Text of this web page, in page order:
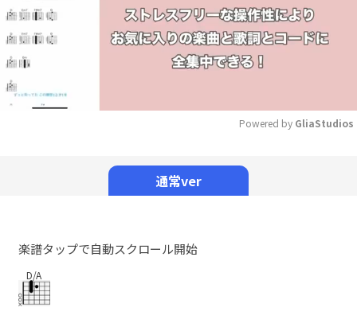
Powered by GliaStudios
通常ver
楽譜タップで自動スクロール開始
D/A